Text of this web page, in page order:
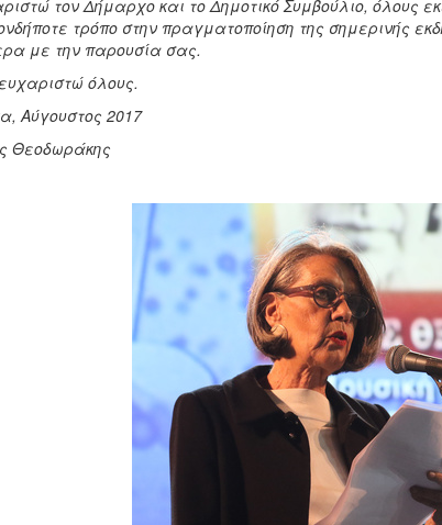
τον Δήμαρχο και το Δημοτικό Συμβούλιο, όλους
τρόπο στην πραγματοποίηση της σημερινής
με την παρουσία σας.
όλους.
Αύγουστος 2017
Θεοδωράκης